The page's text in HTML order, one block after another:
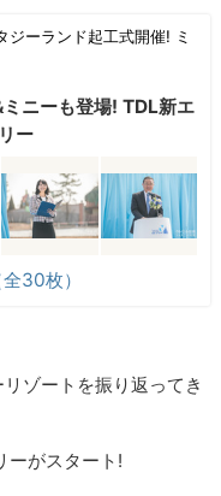
ジーランド起工式開催! ミ
ミニーも登場! TDL新エ
ー
30枚）
ゾートを振り返ってき
ーがスタート!